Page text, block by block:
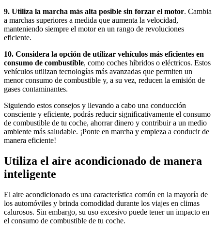
9. Utiliza la marcha más alta posible sin forzar el motor. Cambia
a marchas superiores a medida que aumenta la velocidad,
manteniendo siempre el motor en un rango de revoluciones
eficiente.
10. Considera la opción de utilizar vehículos más eficientes en
consumo de combustible, como coches híbridos o eléctricos. Estos
vehículos utilizan tecnologías más avanzadas que permiten un
menor consumo de combustible y, a su vez, reducen la emisión de
gases contaminantes.
Siguiendo estos consejos y llevando a cabo una conducción
consciente y eficiente, podrás reducir significativamente el consumo
de combustible de tu coche, ahorrar dinero y contribuir a un medio
ambiente más saludable. ¡Ponte en marcha y empieza a conducir de
manera eficiente!
Utiliza el aire acondicionado de manera
inteligente
El aire acondicionado es una característica común en la mayoría de
los automóviles y brinda comodidad durante los viajes en climas
calurosos. Sin embargo, su uso excesivo puede tener un impacto en
el consumo de combustible de tu coche.